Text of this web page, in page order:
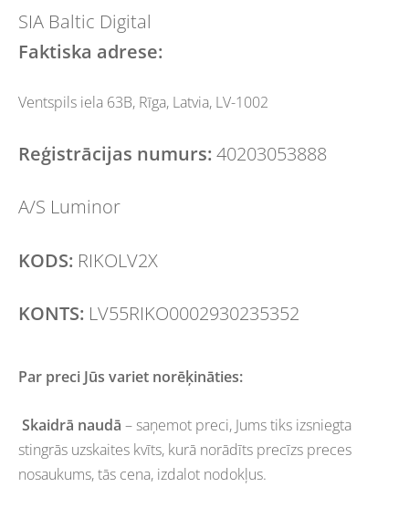
SIA Baltic Digital
Faktiska adrese:
Ventspils iela 63B, Rīga, Latvia, LV-1002
Reģistrācijas numurs: 40203053888
A/S Luminor
KODS: RIKOLV2X
KONTS: LV55RIKO0002930235352
Par preci Jūs variet norēķināties:
Skaidrā naudā – saņemot preci, Jums tiks izsniegta
stingrās uzskaites kvīts, kurā norādīts precīzs preces
nosaukums, tās cena, izdalot nodokļus.